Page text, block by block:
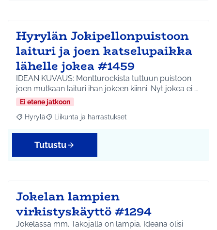
Hyrylän Jokipellonpuistoon
laituri ja joen katselupaikka
lähelle jokea #1459
IDEAN KUVAUS: Montturockista tuttuun puistoon
joen mutkaan laituri ihan jokeen kiinni. Nyt jokea ei …
Ei etene jatkoon
Rajaa tulokset aihepiirin mukaan: Hyrylä
Hyrylä Rajaa tulokset teeman mukaan: Liikunta ja
Liikunta ja harrastukset
Tutustu
Jokelan lampien
virkistyskäyttö #1294
Jokelassa mm. Takojalla on lampia. Ideana olisi